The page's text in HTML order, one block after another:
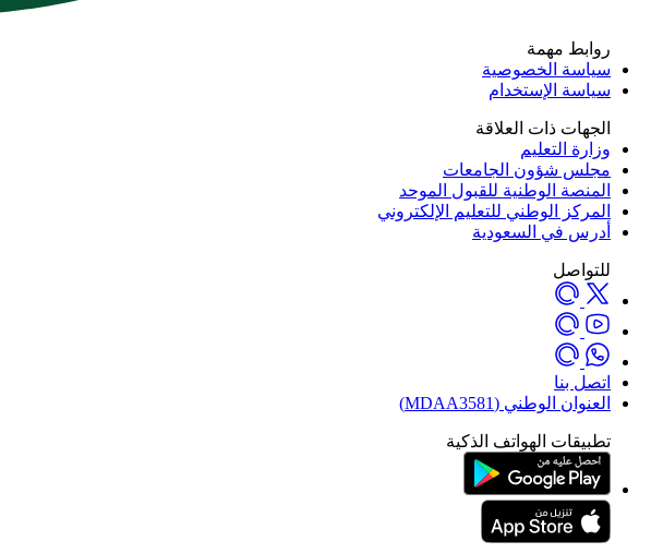
روابط مهمة
سياسة الخصوصية
سياسة الإستخدام
الجهات ذات العلاقة
وزارة التعليم
مجلس شؤون الجامعات
المنصة الوطنية للقبول الموحد
المركز الوطني للتعليم الإلكتروني
أدرس في السعودية
للتواصل
اتصل بنا
العنوان الوطني (MDAA3581)
تطبيقات الهواتف الذكية